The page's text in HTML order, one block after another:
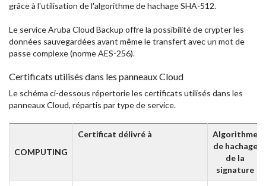
grâce à l'utilisation de l'algorithme de hachage SHA-512.
Le service Aruba Cloud Backup offre la possibilité de crypter les
données sauvegardées avant même le transfert avec un mot de
passe complexe (norme AES-256).
Certificats utilisés dans les panneaux Cloud
Le schéma ci-dessous répertorie les certificats utilisés dans les
panneaux Cloud, répartis par type de service.
COMPUTING
Certificat délivré à
Algorithme
de hachage
de la
signature